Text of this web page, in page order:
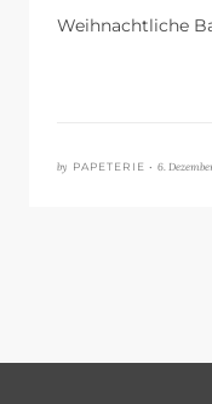
Weihnachtliche
by PAPETERIE • 6.